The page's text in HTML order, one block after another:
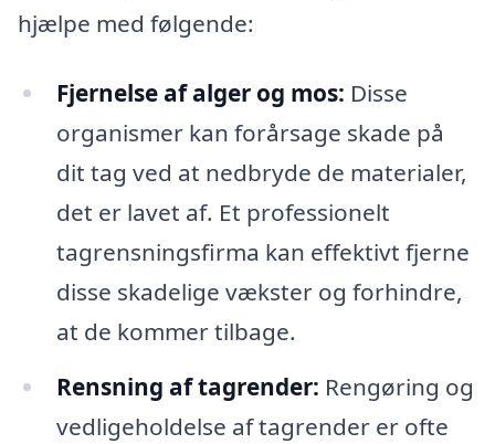
hjælpe med følgende:
Fjernelse af alger og mos: Disse
organismer kan forårsage skade på
dit tag ved at nedbryde de materialer,
det er lavet af. Et professionelt
tagrensningsfirma kan effektivt fjerne
disse skadelige vækster og forhindre,
at de kommer tilbage.
Rensning af tagrender: Rengøring og
vedligeholdelse af tagrender er ofte